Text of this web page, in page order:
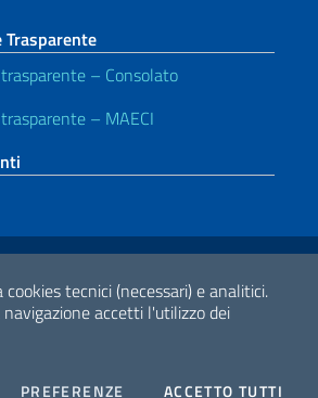
tecnici (necessari) e analitici.
accetti l'utilizzo dei
PREFERENZE COOKIESACCETTO TUTTI
– Consolato
– MAECI